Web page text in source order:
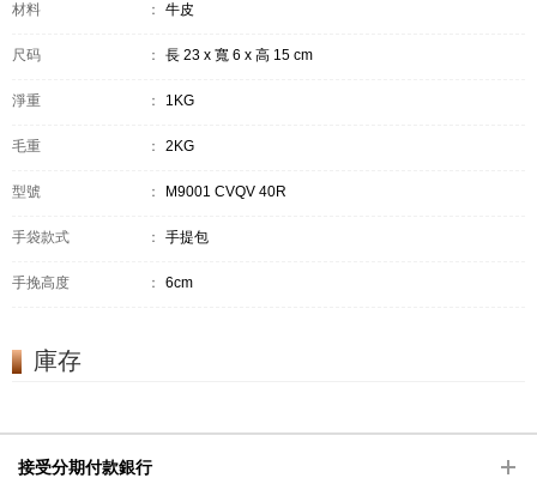
材料 ： 牛皮
尺码 ： 長 23 x 寬 6 x 高 15 cm
淨重 ： 1KG
毛重 ： 2KG
型號 ： M9001 CVQV 40R
手袋款式 ： 手提包
手挽高度 ： 6cm
庫存
接受分期付款銀行